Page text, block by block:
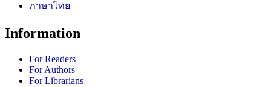
ภาษาไทย
Information
For Readers
For Authors
For Librarians